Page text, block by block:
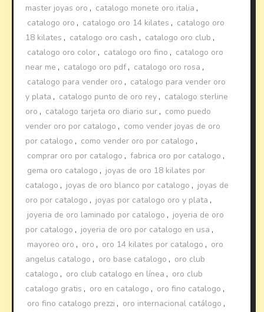
master joyas oro , catalogo monete oro italia ,
catalogo oro , catalogo oro 14 kilates , catalogo oro
18 kilates , catalogo oro cash , catalogo oro club ,
catalogo oro color , catalogo oro fino , catalogo oro
near me , catalogo oro pdf , catalogo oro rosa ,
catalogo para vender oro , catalogo para vender oro
y plata , catalogo punto de oro rey , catalogo sterline
oro , catalogo tarjeta oro diario sur , como puedo
vender oro por catalogo , como vender joyas de oro
por catalogo , como vender oro por catalogo ,
comprar oro por catalogo , fabrica oro por catalogo ,
gema oro catalogo , joyas de oro 18 kilates por
catalogo , joyas de oro blanco por catalogo , joyas de
oro por catalogo , joyas por catalogo oro y plata ,
joyeria de oro laminado por catalogo , joyeria de oro
por catalogo , joyeria de oro por catalogo en usa ,
mayoreo oro , oro , oro 14 kilates por catalogo , oro
angelus catalogo , oro base catalogo , oro club
catalogo , oro club catalogo en línea , oro club
catalogo gratis , oro en catalogo , oro fino catalogo ,
oro fino catalogo prezzi , oro internacional catálogo ,